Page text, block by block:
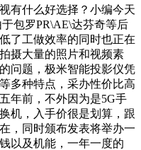
什么好选择？小编今天
包罗PR\AE\达芬奇等后
了工做效率的同时也正在
摄大量的照片和视频素
问题，极米智能投影仪凭
多种特点，采办性价比高
年前，不外因为是5G手
机，入手价很是划算，跟
，同时颁布发表将举办一
以及机能，一年一度的